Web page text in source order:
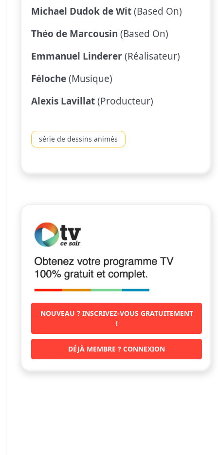
Michael Dudok de Wit(Based On)
Théo de Marcousin (Based On)
Emmanuel Linderer(Réalisateur)
Féloche(Musique)
Alexis Lavillat(Producteur)
série de dessins animés
NOUVEAU ? INSCRIVEZ-VOUS GRATUITEMENT
!
DÉJÀ MEMBRE ? CONNEXION